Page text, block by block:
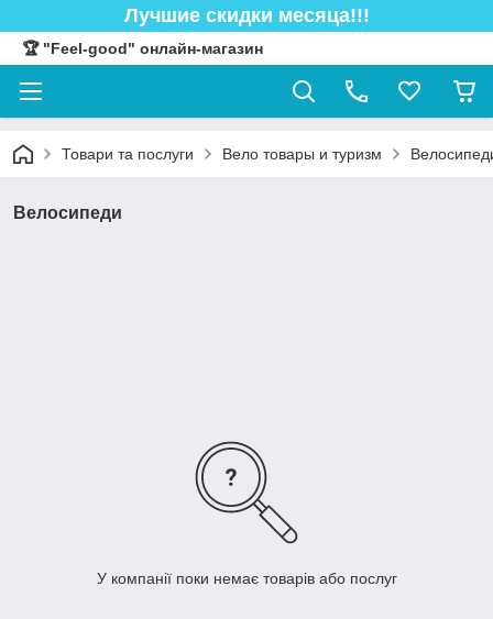
Лучшие скидки месяца!!!
🏆 "Feel-good" онлайн-магазин
Товари та послуги Вело товары и туризм
Велосипеди
У компанії поки немає товарів або послуг